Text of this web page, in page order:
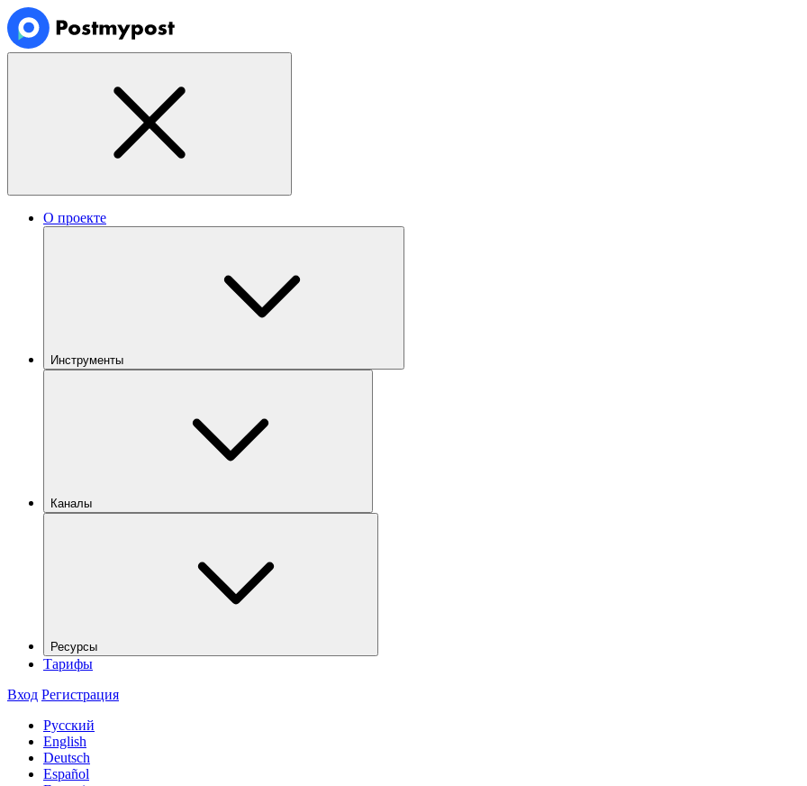
О проекте
Инструменты
Каналы
Ресурсы
Тарифы
Вход Регистрация
Русский
English
Deutsch
Español